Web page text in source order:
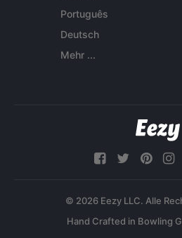
Português
Deutsch
Mehr ...
© 2026 Eezy LLC. Alle